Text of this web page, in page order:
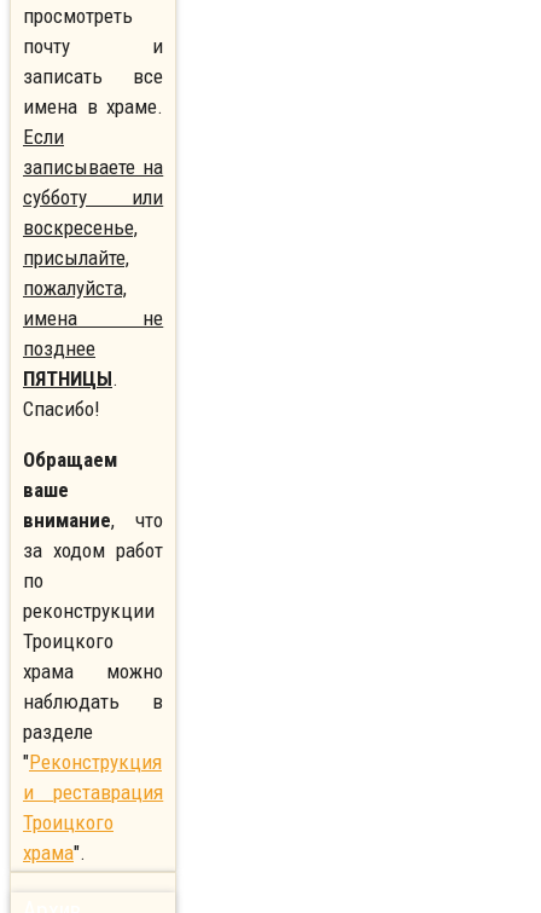
просмотреть
почту и
записать все
имена в храме.
Если
записываете на
субботу или
воскресенье,
присылайте,
пожалуйста,
имена не
позднее
ПЯТНИЦЫ.
Спасибо!
Обращаем
ваше
внимание, что
за ходом работ
по
реконструкции
Троицкого
храма можно
наблюдать в
разделе
"Реконструкция
и реставрация
Троицкого
храма".